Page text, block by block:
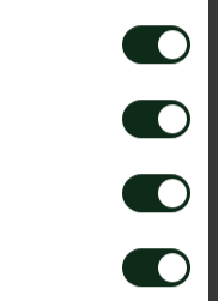
oder Mateo) als
werden